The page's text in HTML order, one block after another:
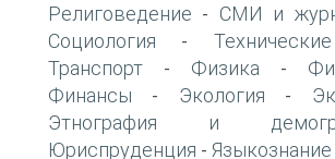
Религоведение - СМИ и
Социология -
Транспорт - Физика -
Финансы - Экология -
Этнография и
Юриспруденция - Языкознание